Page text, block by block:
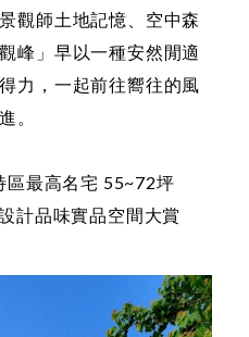
觀師土地記憶、空中森
峰」早以一種安然閒適
力，一起前往嚮往的風
。
區最高名宅 55~72坪
計品味實品空間大賞